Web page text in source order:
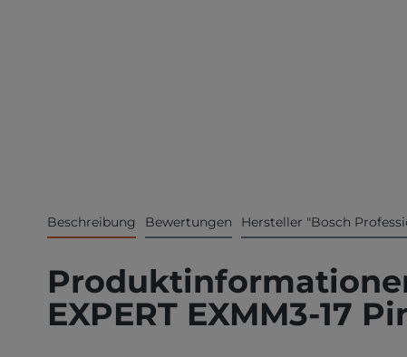
Beschreibung Bewertungen Hersteller "Bosch
EXPERT EXMM3-17